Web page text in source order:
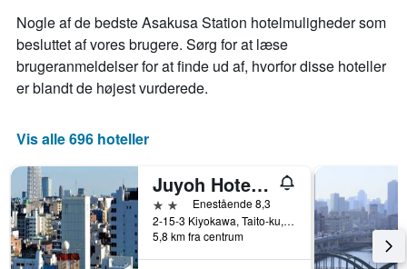
Nogle af de bedste Asakusa Station hotelmuligheder som
besluttet af vores brugere. Sørg for at læse
brugeranmeldelser for at finde ud af, hvorfor disse hoteller
er blandt de højest vurderede.
Vis alle 696 hoteller
Juyoh Hotel - Hostel
2 stjernerEnestående 8,3
2-15-3 Kiyokawa, Taito-ku, Tokyo, Japan
5,8 km fra centrum